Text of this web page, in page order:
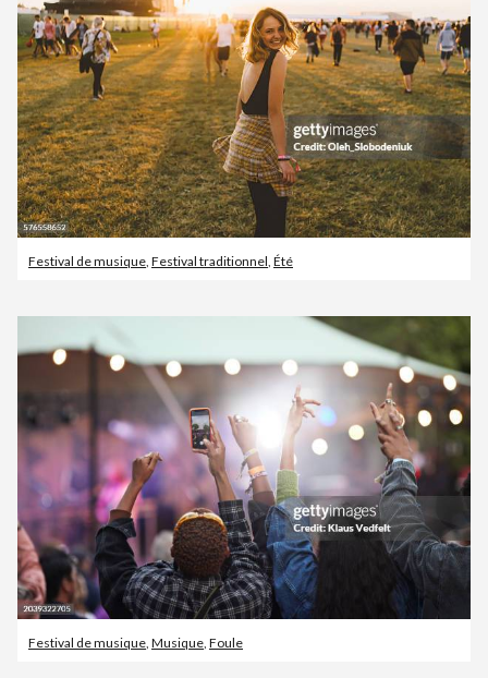
Festival de musique, Festival traditionnel, Été
Festival de musique Musique Foule